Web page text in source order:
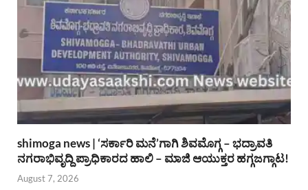
shimoga news | ‘ಸರ್ಕಾರಿ ಮನೆ’ಗಾಗಿ ಶಿವಮೊಗ್ಗ – ಭದ್ರಾವತಿ
ನಗರಾಭಿವೃದ್ದಿ ಪ್ರಾಧಿಕಾರದ ಹಾಲಿ – ಮಾಜಿ ಆಯುಕ್ತರ ಹಗ್ಗಜಗ್ಗಾಟ!
August 7, 2026